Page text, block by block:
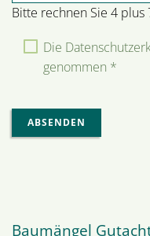
Bitte rechnen Sie 4 plus
Die
genommen *
ABSENDEN
Baumängel